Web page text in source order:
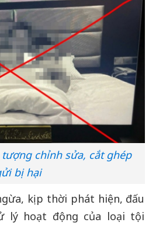
chỉnh sửa, cắt ghép
bị hại
kịp thời phát hiện, đấu
lý hoạt động của loại tội